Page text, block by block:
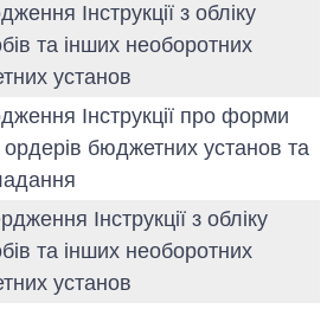
Інструкції з обліку
та інших необоротних
установ
Інструкції про форми
бюджетних установ та
Інструкції з обліку
та інших необоротних
установ